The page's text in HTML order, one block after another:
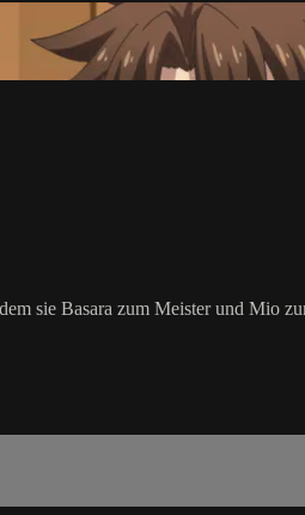
sie Basara zum Meister und Mio